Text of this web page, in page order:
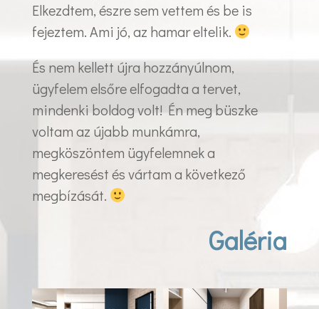
Elkezdtem, észre sem vettem és be is
fejeztem. Ami jó, az hamar eltelik.
És nem kellett újra hozzányúlnom,
ügyfelem elsőre elfogadta a tervet,
mindenki boldog volt! Én meg büszke
voltam az újabb munkámra,
megköszöntem ügyfelemnek a
megkeresést és vártam a következő
megbízását.
Galéria